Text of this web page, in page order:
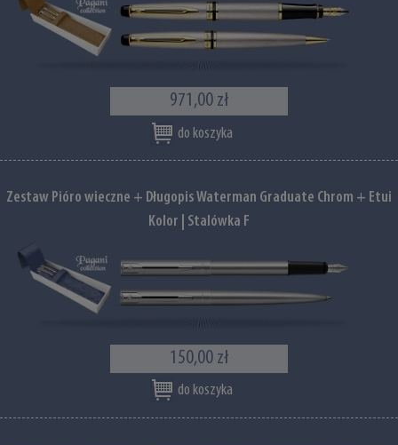
971,00 zł
do koszyka
Zestaw Pióro wieczne + Długopis Waterman Graduate Chrom + Etui
Kolor | Stalówka F
150,00 zł
do koszyka